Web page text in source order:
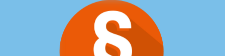
KURZ & KNAPP
UNTERHALTUNG